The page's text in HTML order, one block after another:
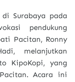
Surabaya pada
pendukung
Pacitan, Ronny
melanjutkan
KipoKopi, yang
Acara ini